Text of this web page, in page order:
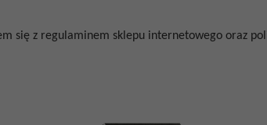
się z regulaminem sklepu internetowego oraz